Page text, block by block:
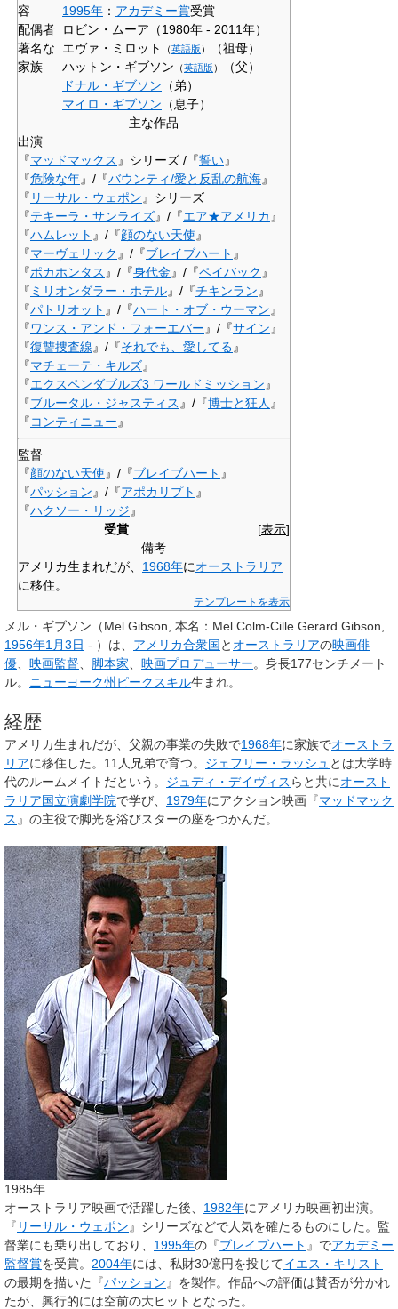
容
1995年 ： アカデミー賞受賞
配偶者
ロビン・ムーア（1980年 - 2011年）
著名な
家族
エヴァ・ミロット （英語版）
（祖母）
ハットン・ギブソン （英語版）
（父）
ドナル・ギブソン （弟）
マイロ・ギブソン （息子）
主な作品
出演
『マッドマックス 』シリーズ /『誓い』
『危険な年』/『バウンティ/愛と反乱の航海』
『 リーサル・ウェポン 』シリーズ
『テキーラ・サンライズ』/『エア★アメリカ 』
『ハムレット 』/『顔のない天使 』
『マーヴェリック 』/『ブレイブハート 』
『ポカホンタス 』/『身代金 』/『ペイバック 』
『 ミリオンダラー・ホテル』/『チキンラン 』
『パトリオット 』/『ハート・オブ・ウーマン 』
『ワンス・アンド・フォーエバー 』/『サイン 』
『復讐捜査線 』/『それでも、愛してる 』
『マチェーテ・キルズ』
『エクスペンダブルズ3 ワールドミッション 』
『ブルータル・ジャスティス 』/『博士と狂人 』
『コンティニュー 』
監督
『顔のない天使 』/『ブレイブハート 』
『パッション 』/『アポカリプト 』
『ハクソー・リッジ 』
[表示]
受賞
備考
アメリカ生まれだが、 1968年にオーストラリア
に移住。
テンプレートを表示
メル・ギブソン （Mel Gibson, 本名：Mel Colm-Cille Gerard Gibson,
1956年1月3日 - ）は、 アメリカ合衆国と オーストラリアの映画俳
優
映画監督 脚本家 映画プロデューサー。身長177センチメート
ル。 ニューヨーク州ピークスキル生まれ。
経歴
アメリカ生まれだが、父親の事業の失敗で1968年に家族でオーストラ
リアに移住した。11人兄弟で育つ。 ジェフリー・ラッシュ とは大学時
代のルームメイトだという。 ジュディ・デイヴィス らと共にオースト
ラリア国立演劇学院で学び、 1979年にアクション映画『マッドマック
ス 』の主役で脚光を浴びスターの座をつかんだ。
1985年
オーストラリア映画で活躍した後、 1982年にアメリカ映画初出演。
『 リーサル・ウェポン 』シリーズなどで人気を確たるものにした。監
督業にも乗り出しており、 1995年の『ブレイブハート 』でアカデミー
監督賞を受賞。 2004年には、私財30億円を投じてイエス・キリスト
の最期を描いた『パッション 』を製作。作品への評価は賛否が分かれ
たが、興行的には空前の大ヒットとなった。